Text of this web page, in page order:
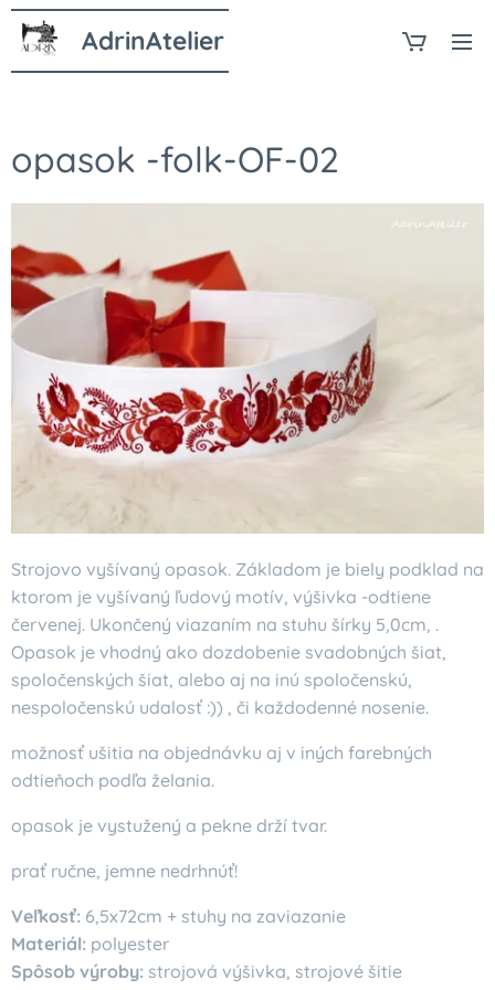
AdrinAtelier
opasok -folk-OF-02
Strojovo vyšívaný opasok. Základom je biely podklad na
ktorom je vyšívaný ľudový motív, výšivka -odtiene
červenej. Ukončený viazaním na stuhu šírky 5,0cm, .
Opasok je vhodný ako dozdobenie svadobných šiat,
spoločenských šiat, alebo aj na inú spoločenskú,
nespoločenskú udalosť :)) , či každodenné nosenie.
možnosť ušitia na objednávku aj v iných farebných
odtieňoch podľa želania.
opasok je vystužený a pekne drží tvar.
prať ručne, jemne nedrhnúť!
Veľkosť: 6,5x72cm + stuhy na zaviazanie
Materiál: polyester
Spôsob výroby: strojová výšivka, strojové šitie